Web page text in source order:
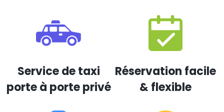
Service de taxi
porte à porte privé
Réservation facile
& flexible